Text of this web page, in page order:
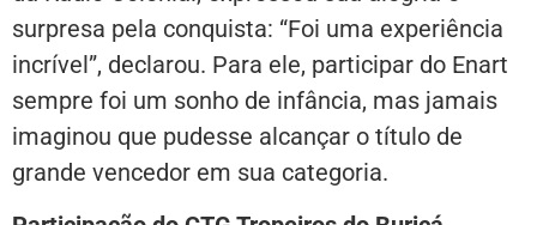
surpresa pela conquista: “Foi uma experiência
incrível”, declarou. Para ele, participar do Enart
sempre foi um sonho de infância, mas jamais
imaginou que pudesse alcançar o título de
grande vencedor em sua categoria.